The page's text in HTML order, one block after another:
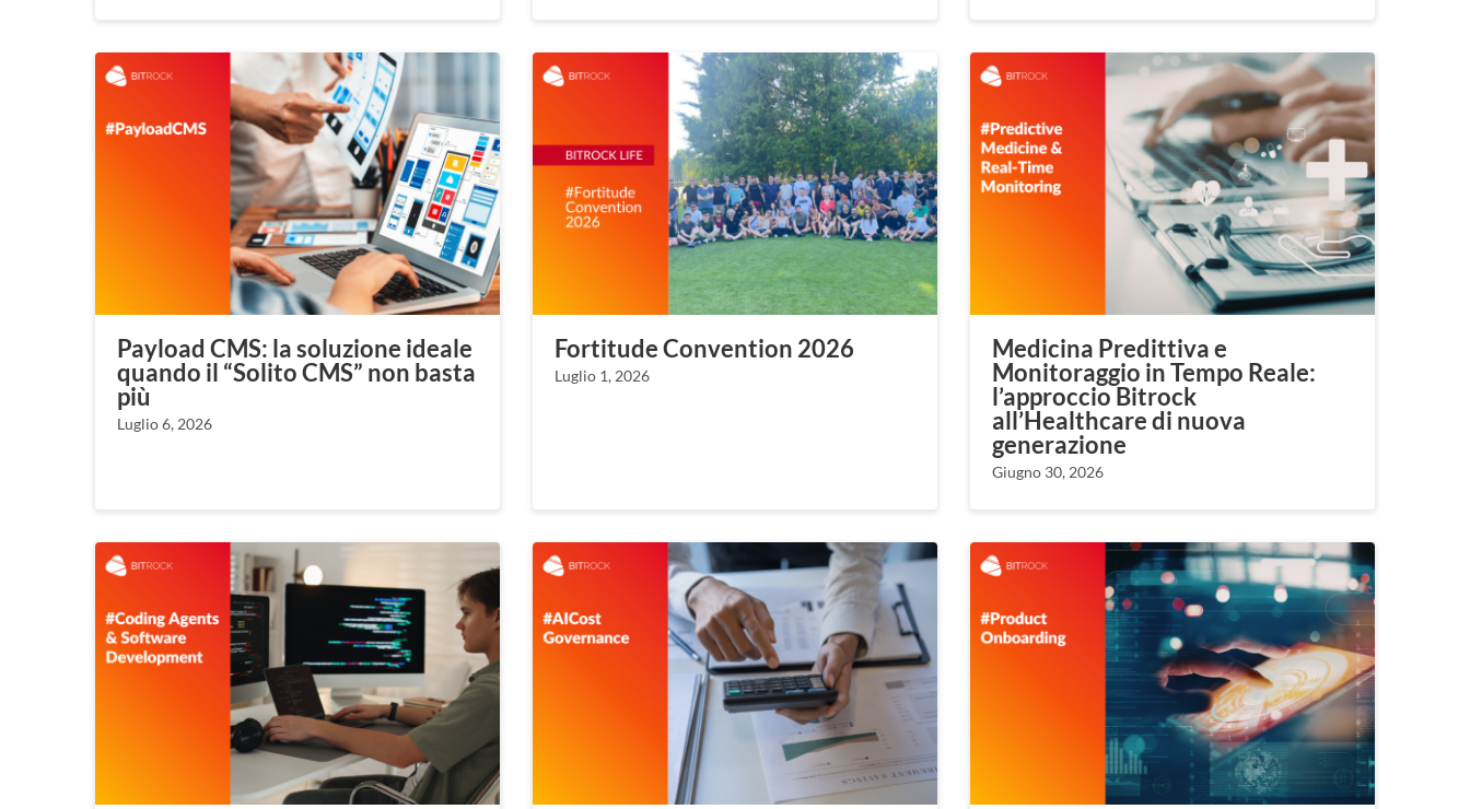
Payload CMS: la soluzione ideale
quando il “Solito CMS” non basta
più
Luglio 6, 2026
Fortitude Convention 2026
Luglio 1, 2026
Medicina Predittiva e
Monitoraggio in Tempo Reale:
l’approccio Bitrock
all’Healthcare di nuova
generazione
Giugno 30, 2026